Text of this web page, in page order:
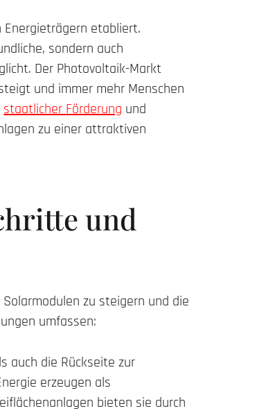
Energieträgern etabliert.
sondern auch
Der Photovoltaik-Markt
und immer mehr Menschen
staatlicher Förderung und
zu einer attraktiven
und
zu steigern und die
umfassen:
auch die Rückseite zur
erzeugen als
bieten sie durch